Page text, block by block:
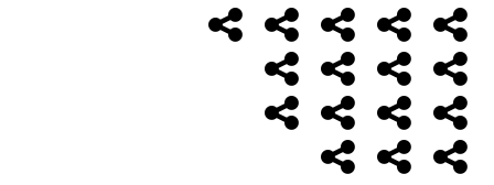
MenùHome
Page
Alimentazione
AmbienteBambini
Cancro ControlloEconomia
FarmaciMassoneriaNWO
Salute Storia